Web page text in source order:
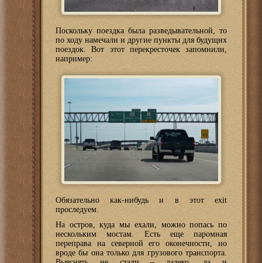
Поскольку поездка была разведывательной, то
по ходу намечали и другие пункты для будущих
поездок. Вот этот перекресточек запомнили,
например:
Обязательно как-нибудь и в этот exit
проследуем.
На остров, куда мы ехали, можно попась по
нескольким мостам. Есть еще паромная
переправа на северной его оконечности, но
вроде бы она только для грузового транспорта.